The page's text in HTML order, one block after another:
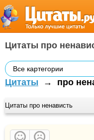
Цитаты про
Все картегории
Цитаты → про
Цитаты про ненависть